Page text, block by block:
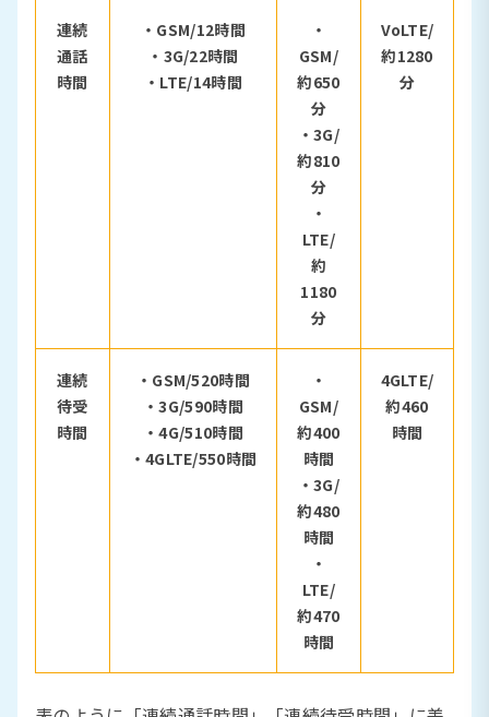
連続
通話
時間
・GSM/12時間
・3G/22時間
・LTE/14時間
・
GSM/
約650
分
・3G/
約810
分
・
LTE/
約
1180
分
VoLTE/
約1280
分
連続
待受
時間
・GSM/520時間
・3G/590時間
・4G/510時間
・4GLTE/550時間
・
GSM/
約400
時間
・3G/
約480
時間
・
LTE/
約470
時間
4GLTE/
約460
時間